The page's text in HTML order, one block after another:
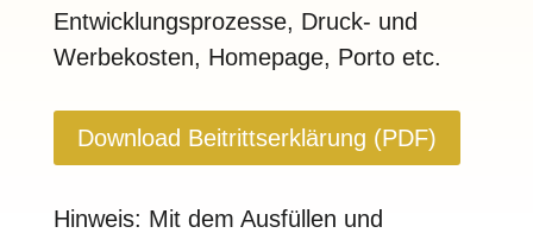
Entwicklungsprozesse, Druck- und
Werbekosten, Homepage, Porto etc.
Download Beitrittserklärung (PDF)
Hinweis: Mit dem Ausfüllen und